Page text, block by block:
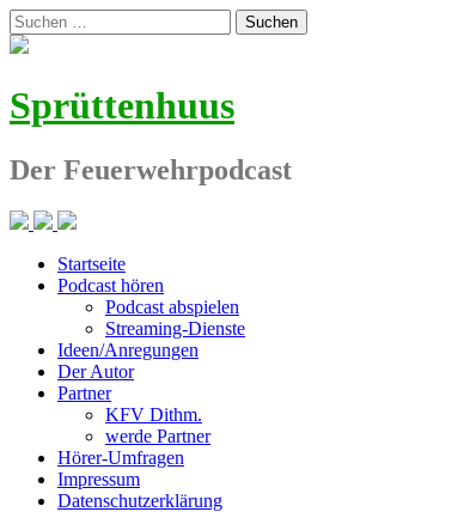
Zum
Inhalt
Suchen
nach:
Sprüttenhuus
Der Feuerwehrpodcast
Startseite
Podcast hören
Podcast abspielen
Streaming-Dienste
Ideen/Anregungen
Der Autor
Partner
KFV Dithm.
werde Partner
Hörer-Umfragen
Impressum
Datenschutzerklärung